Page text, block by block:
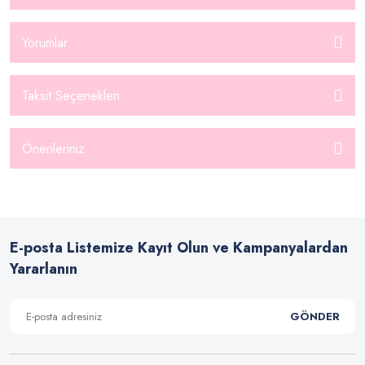
Yorumlar
Taksit Seçenekleri
Önerileriniz
E-posta Listemize Kayıt Olun ve Kampanyalardan
Yararlanın
GÖNDER